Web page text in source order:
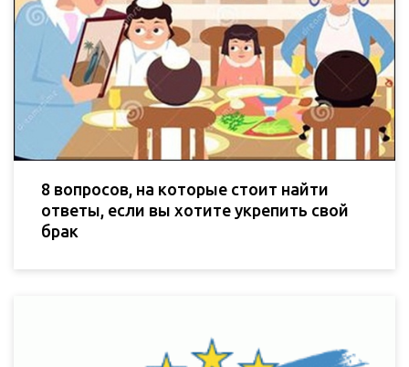
8 вопросов, на которые стоит найти
ответы, если вы хотите укрепить свой
брак